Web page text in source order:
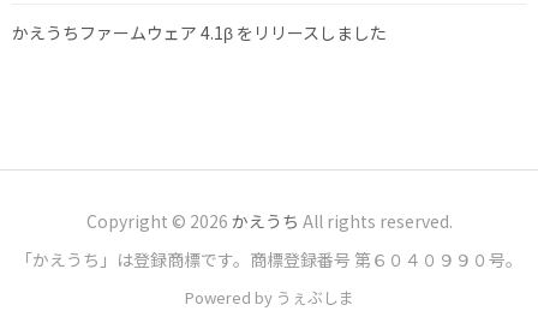
かえうちファームウェア 4.1β をリリースしました
Copyright © 2026 かえうち All rights reserved.
「かえうち」は登録商標です。商標登録番号 第６０４０９９０号。
Powered by うぇぶしま